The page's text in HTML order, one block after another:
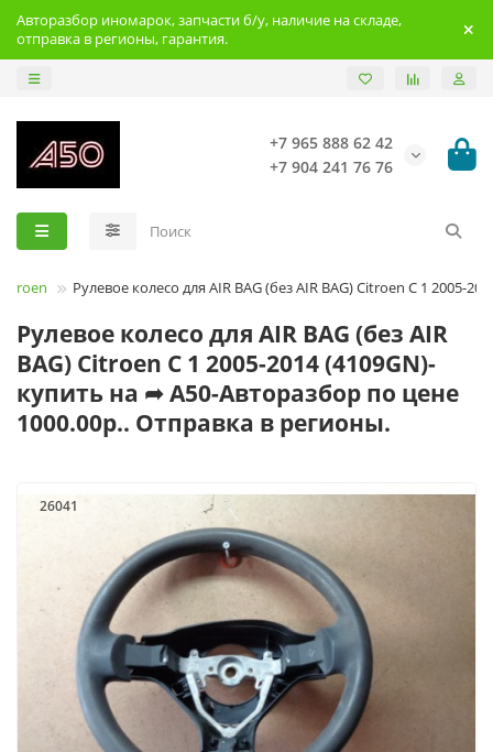
Авторазбор иномарок, запчасти б/у, наличие на складе,
отправка в регионы, гарантия.
+7 965 888 62 42
+7 904 241 76 76
Citroen Рулевое колесо для AIR BAG (без AIR BAG) Citroen C 1 2005-
Рулевое колесо для AIR BAG (без AIR
BAG) Citroen C 1 2005-2014 (4109GN)-
купить на ➦ А50-Авторазбор по цене
1000.00р.. Отправка в регионы.
26041